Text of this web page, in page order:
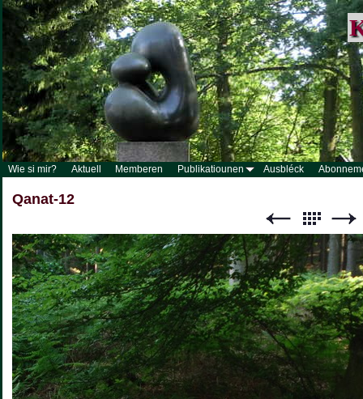
Wie si mir? Aktuell Memberen Publikatiounen Ausbléck
Qanat-12